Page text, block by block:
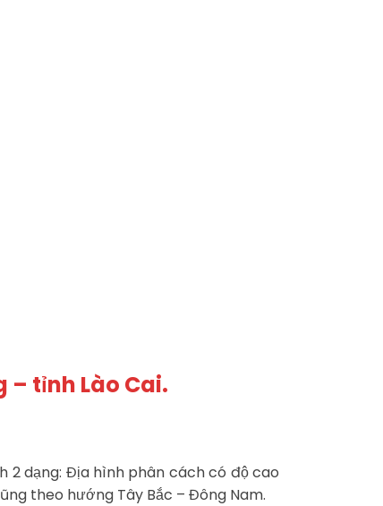
– tỉnh Lào Cai.
2 dạng: Địa hình phân cách có độ cao
theo hướng Tây Bắc – Đông Nam.